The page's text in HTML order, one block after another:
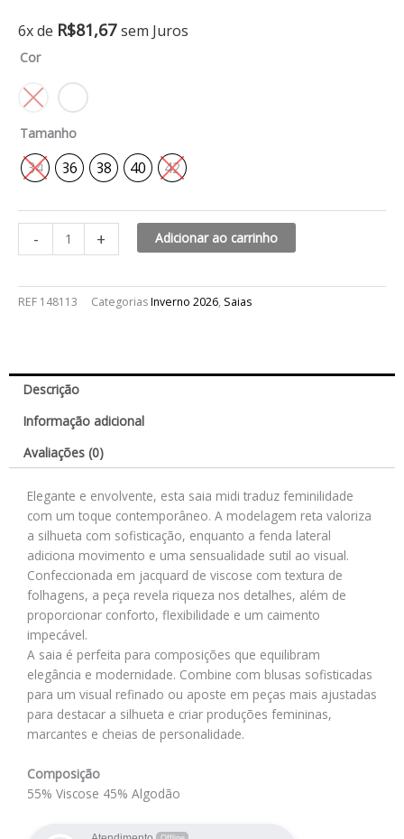
6x de R$81,67 sem Juros
Cor
Tamanho
34 36 38 40 42
-
Saia
hanna
quantidade
+ Adicionar ao carrinho
REF 148113 CategoriasInverno 2026, Saias
Descrição
Informação adicional
Avaliações (0)
Elegante e envolvente, esta saia midi traduz feminilidade
com um toque contemporâneo. A modelagem reta valoriza
a silhueta com sofisticação, enquanto a fenda lateral
adiciona movimento e uma sensualidade sutil ao visual.
Confeccionada em jacquard de viscose com textura de
folhagens, a peça revela riqueza nos detalhes, além de
proporcionar conforto, flexibilidade e um caimento
impecável.
A saia é perfeita para composições que equilibram
elegância e modernidade. Combine com blusas sofisticadas
para um visual refinado ou aposte em peças mais ajustadas
para destacar a silhueta e criar produções femininas,
marcantes e cheias de personalidade.
Composição
55% Viscose 45% Algodão